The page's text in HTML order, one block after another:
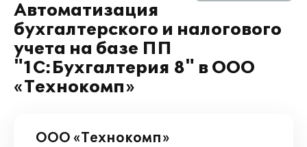
Автоматизация
бухгалтерского и налогового
учета на базе ПП
"1С:Бухгалтерия 8" в ООО
«Технокомп»
ООО «Технокомп»